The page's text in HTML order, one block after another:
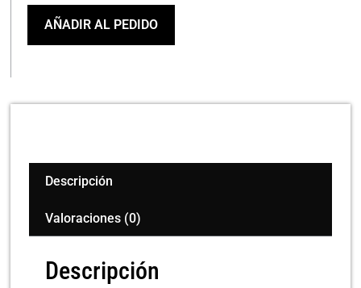
Para
AÑADIR AL PEDIDO
Descripción
Valoraciones (0)
Descripción